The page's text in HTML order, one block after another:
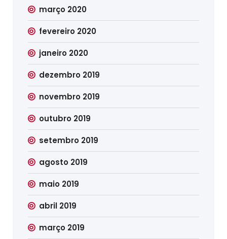
março 2020
fevereiro 2020
janeiro 2020
dezembro 2019
novembro 2019
outubro 2019
setembro 2019
agosto 2019
maio 2019
abril 2019
março 2019